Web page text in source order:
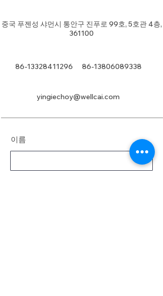
중국 푸젠성 샤먼시 통안구 진푸로 99호, 5호관 4층,
361100
86-13328411296 86-13806089338
yingiechoy@wellcai.com
이름